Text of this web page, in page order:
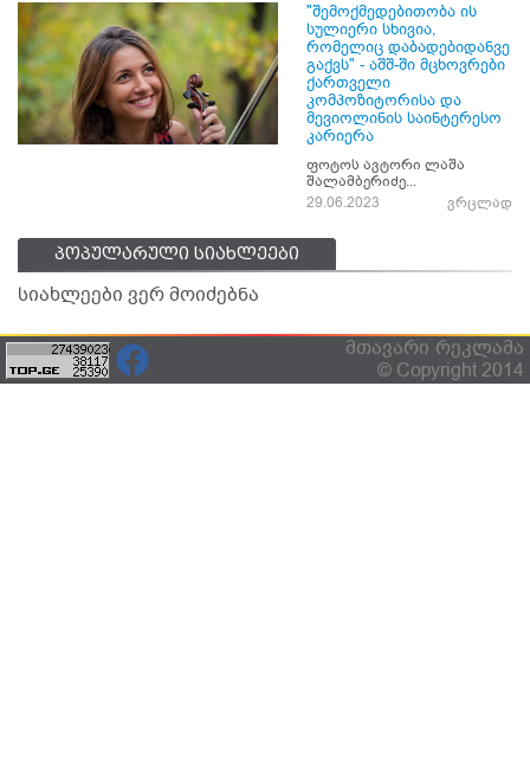
"შემოქმედებითობა ის
სულიერი სხივია,
რომელიც დაბადებიდანვე
გაქვს" - აშშ-ში მცხოვრები
ქართველი
კომპოზიტორისა და
მევიოლინის საინტერესო
კარიერა
ფოტოს ავტორი ლაშა
შალამბერიძე...
29.06.2023
ვრცლად
პოპულარული სიახლეები
სიახლეები ვერ მოიძებნა
მთავარი რეკლამა
© Copyright 2014